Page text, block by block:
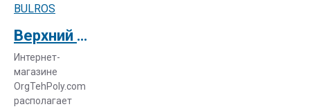
BULROS
Верхний нагревательный вал для Bulros FM360 mini
Интернет-
магазине
OrgTehPoly.com
располагает